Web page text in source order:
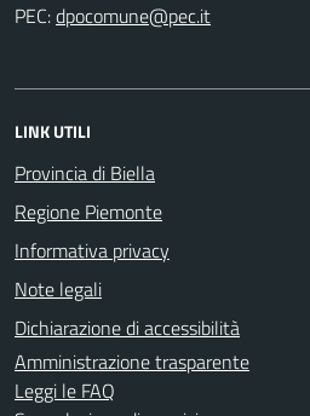
PEC:
LINK UTILI
Provincia di Biella
Regione Piemonte
Informativa privacy
Note legali
Dichiarazione di accessibilità
Amministrazione trasparente
Leggi le FAQ